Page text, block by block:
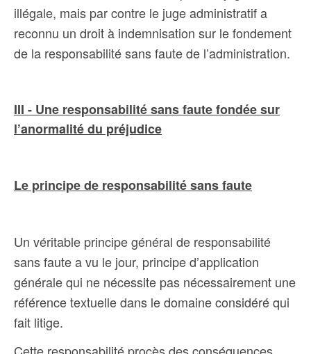
illégale, mais par contre le juge administratif a
reconnu un droit à indemnisation sur le fondement
de la responsabilité sans faute de l’administration.
III - Une responsabilité sans faute fondée sur
l’anormalité du préjudice
Le principe de responsabilité sans faute
Un véritable principe général de responsabilité
sans faute a vu le jour, principe d’application
générale qui ne nécessite pas nécessairement une
référence textuelle dans le domaine considéré qui
fait litige.